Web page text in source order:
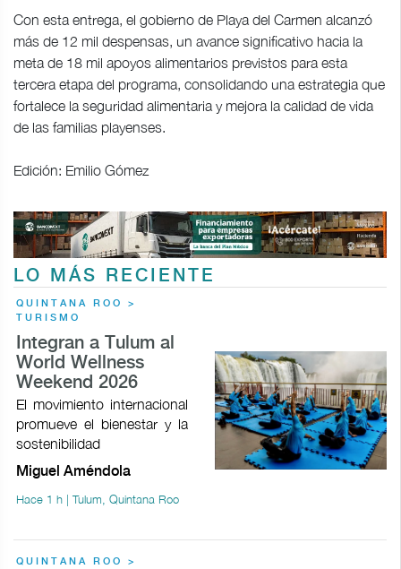
Con esta entrega, el gobierno de Playa del Carmen alcanzó
más de 12 mil despensas, un avance significativo hacia la
meta de 18 mil apoyos alimentarios previstos para esta
tercera etapa del programa, consolidando una estrategia que
fortalece la seguridad alimentaria y mejora la calidad de vida
de las familias playenses.
Edición: Emilio Gómez
LO MÁS RECIENTE
QUINTANA ROO >
TURISMO
Integran a Tulum al
World Wellness
Weekend 2026
El movimiento internacional
promueve el bienestar y la
sostenibilidad
Miguel Améndola
Hace 1 h | Tulum, Quintana Roo
QUINTANA ROO >